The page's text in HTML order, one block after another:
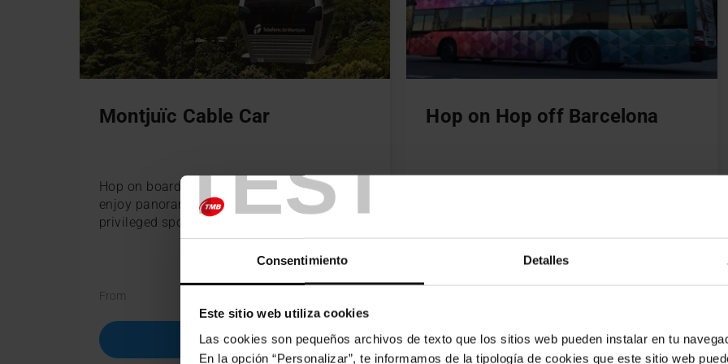
TEST
Consentimiento Detalles
Este sitio web utiliza cookies
Las cookies son pequeños archivos de texto que los sitios web pueden instalar en tu
En la opción “Personalizar”, te informamos de la tipología de cookies que este sitio web
Montjuïc Cable Car
Hop on board the Montjuïc Cable Car and
enjoy panoramic views of Barcelona from a
privileged spot.
From
BUY
Hop on Hop off Barcelona
BUY